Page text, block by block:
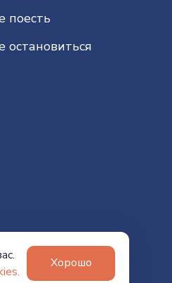
поесть
остановиться
Хорошо